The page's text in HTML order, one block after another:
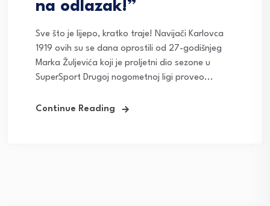
na odlazak!”
Sve što je lijepo, kratko traje! Navijači Karlovca
1919 ovih su se dana oprostili od 27-godišnjeg
Marka Žuljevića koji je proljetni dio sezone u
SuperSport Drugoj nogometnoj ligi proveo...
Continue Reading